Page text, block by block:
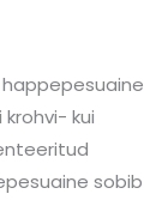
happepesuaine
kui
sobib